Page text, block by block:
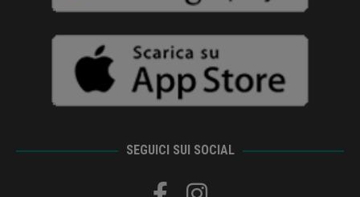
SEGUICI SUI SOCIAL